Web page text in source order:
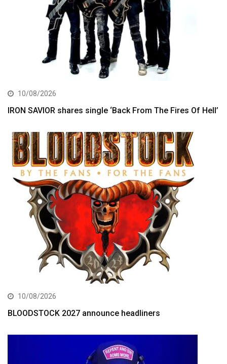
10/08/2026
IRON SAVIOR shares single ‘Back From The Fires Of Hell’
10/08/2026
BLOODSTOCK 2027 announce headliners